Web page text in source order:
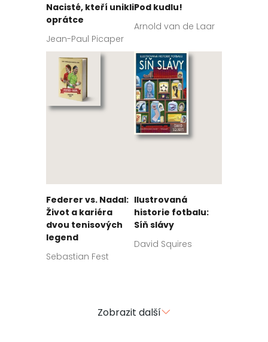
Nacisté, kteří unikli
oprátce
Jean-Paul Picaper
Pod kudlu!
Arnold van de Laar
Federer vs. Nadal:
Život a kariéra
dvou tenisových
legend
Sebastian Fest
Ilustrovaná
historie fotbalu:
Síň slávy
David Squires
Zobrazit další